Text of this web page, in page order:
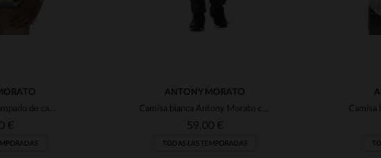
Camiseta con estampado de camuflaje
€
ANTONY MORATO
Camisa blanca Antony Morato con estampado negro
59,00 €
TODAS LAS TEMPORADAS